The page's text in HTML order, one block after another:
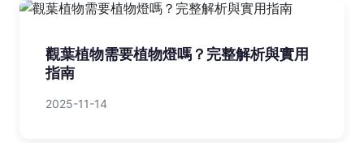
觀葉植物需要植物燈嗎？完整解析與實用
指南
2025-11-14